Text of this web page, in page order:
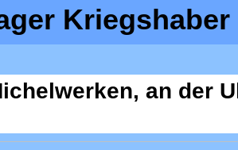
Kriegshaber
an der